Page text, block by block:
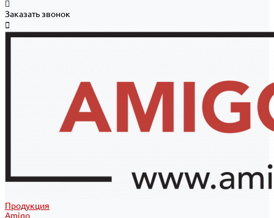
Заказать звонок
Продукция
Amigo